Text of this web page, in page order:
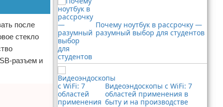
после
стекло
разъем и
Почему ноутбук в рассрочку —
разумный выбор для студентов
Видеоэндоскопы с WiFi: 7
областей применения в
быту и на производстве